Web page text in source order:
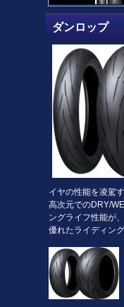
ダンロップ
イヤの性能を凌駕す
高次元でのDRY/
ングライフ性能が、
優れたライディン